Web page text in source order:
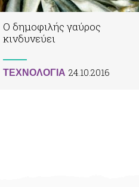
Ο δημοφιλής γαύρος
κινδυνεύει
ΤΕΧΝΟΛΟΓΙΑ 24.10.2016